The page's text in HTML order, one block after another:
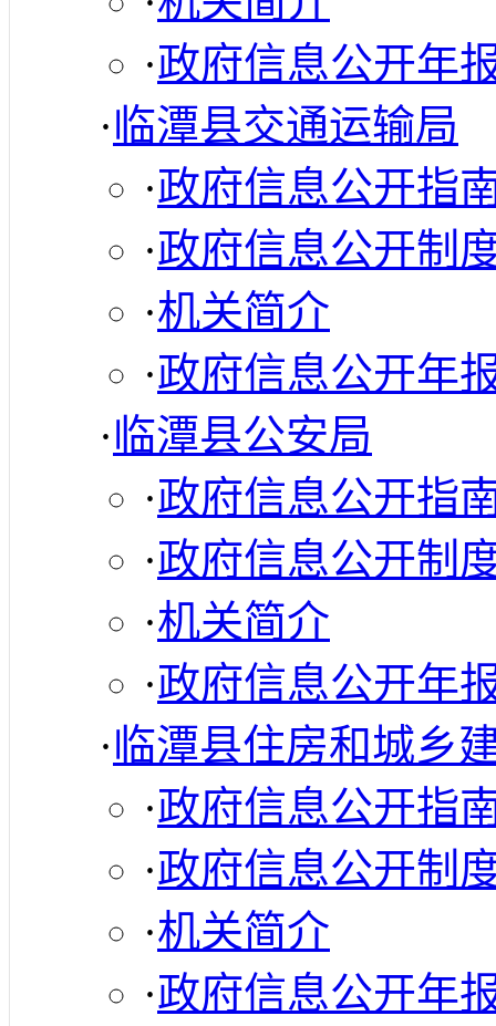
·政府信息公开年
·临潭县交通运输局
·政府信息公开指
·政府信息公开制
·机关简介
·政府信息公开年
·临潭县公安局
·政府信息公开指
·政府信息公开制
·机关简介
·政府信息公开年
·临潭县住房和城乡
·政府信息公开指
·政府信息公开制
·机关简介
·政府信息公开年